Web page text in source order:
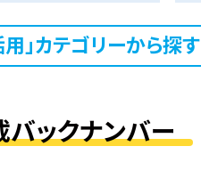
用」カテゴリーから探す
バックナンバー